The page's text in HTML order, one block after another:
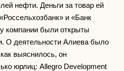
нефти. Деньги за товар ей
и «Банк
компании были открыты
О деятельности Алиева было
выяснилось, он
юрлиц: Allegro Development